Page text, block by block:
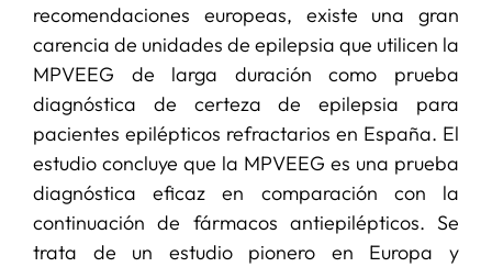
recomendaciones europeas, existe una gran
carencia de unidades de epilepsia que utilicen la
MPVEEG de larga duración como prueba
diagnóstica de certeza de epilepsia para
pacientes epilépticos refractarios en España. El
estudio concluye que la MPVEEG es una prueba
diagnóstica eficaz en comparación con la
continuación de fármacos antiepilépticos. Se
trata de un estudio pionero en Europa y